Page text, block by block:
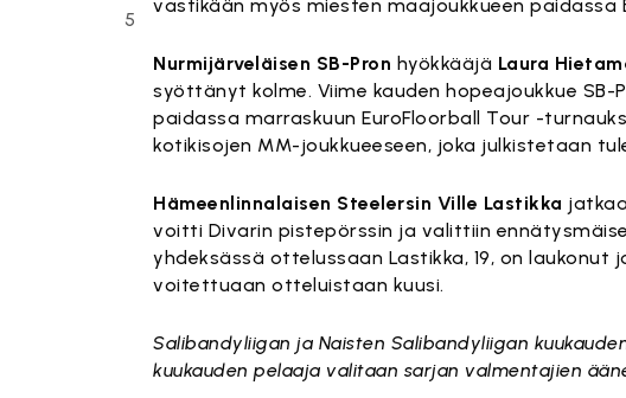
5
vastikään myös miesten maajoukkueen paidassa
Nurmijärveläisen SB-Pron hyökkääjä Laura
syöttänyt kolme. Viime kauden hopeajoukkue
paidassa marraskuun EuroFloorball Tour -
kotikisojen MM-joukkueeseen, joka julkistetaan
Hämeenlinnalaisen Steelersin Ville Lastikka
voitti Divarin pistepörssin ja valittiin
yhdeksässä ottelussaan Lastikka, 19, on laukonut
voitettuaan otteluistaan kuusi.
Salibandyliigan ja Naisten Salibandyliigan
kuukauden pelaaja valitaan sarjan valmentajien